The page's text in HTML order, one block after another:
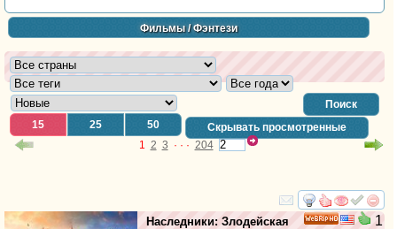
Фильмы/ Фэнтези
Поиск
15
25 50
Скрывать просмотренные
1
2 3 · · · 204
смотреть
1
Наследники: Злодейская